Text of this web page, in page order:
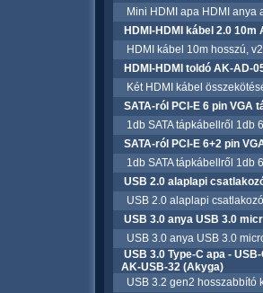
Mini HDMI apa HDMI anya
HDMI-HDMI kábel 2.0
HDMI kábel 10m hosszú,
HDMI-HDMI toldó AK-AD-
Két HDMI kábel
SATA-ról PCI-E 6 pin VGA
1db SATA tápkábellről 1db
SATA-ról PCI-E 6+2 pin
1db SATA tápkábellről 1db
USB 2.0 alaplapi
USB 2.0 alaplapi
USB 3.0 anya USB 3.0
USB 3.0 anya USB 3.0
USB 3.0 Type-C apa -
AK-USB-32 (Akyga)
USB 3.2 gen2 hosszabbító